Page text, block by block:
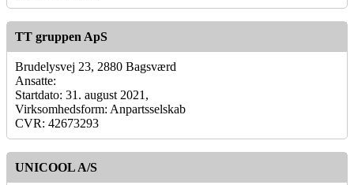
TT gruppen ApS
Brudelysvej 23, 2880 Bagsværd
Ansatte:
Startdato: 31. august 2021,
Virksomhedsform: Anpartsselskab
CVR: 42673293
UNICOOL A/S